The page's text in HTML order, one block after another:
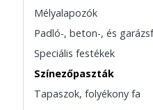
Mélyalapozók
Padló-, beton-, és
Speciális festékek
Színezőpaszták
Tapaszok, folyékony fa